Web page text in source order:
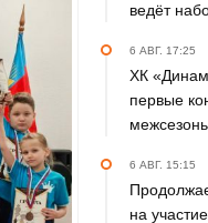
ведёт
6 АВГ. 17:25
ХК
первые
6 АВГ. 15:15
на